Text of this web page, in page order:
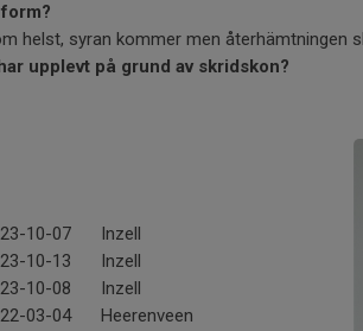
helst, syran kommer men återhämtningen
upplevt på grund av skridskon?
10-07
Inzell
10-13
Inzell
10-08
Inzell
03-04
Heerenveen